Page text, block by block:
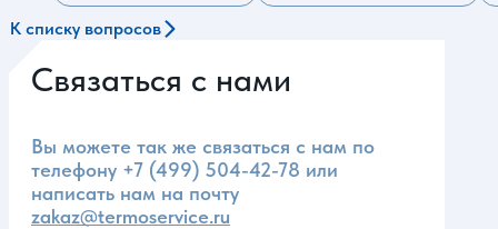
К списку вопросов
Связаться с нами
Вы можете так же связаться с нам по
телефону +7 (499) 504-42-78 или
написать нам на почту
zakaz@termoservice.ru